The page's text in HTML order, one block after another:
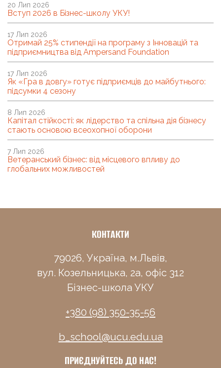
Вступ 2026 в Бізнес-школу УКУ!
20 Лип 2026
Отримай 25% стипендії на програму з Інновацій та
підприємництва від Ampersand Foundation
17 Лип 2026
Як «Гра в довгу» готує підприємців до майбутнього:
підсумки 4 сезону
17 Лип 2026
Капітал стійкості: як лідерство та спільна дія бізнесу
стають основою всеохопної оборони
8 Лип 2026
Ветеранський бізнес: від місцевого впливу до
глобальних можливостей
7 Лип 2026
КОНТАКТИ
79026, Україна, м.Львів,
вул. Козельницька, 2а, офіс 312
Бізнес-школа УКУ
+380 (98) 350-35-56
b_school@ucu.edu.ua
ПРИЄДНУЙТЕСЬ ДО НАС!